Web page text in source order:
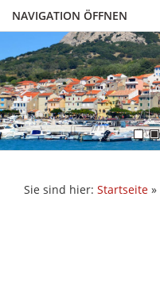
NAVIGATION ÖFFNEN
Sie sind hier: Startseite »